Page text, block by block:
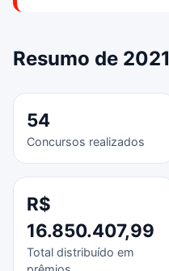
Resumo de 2021
54
Concursos realizados
R$
16.850.407,99
Total distribuído em